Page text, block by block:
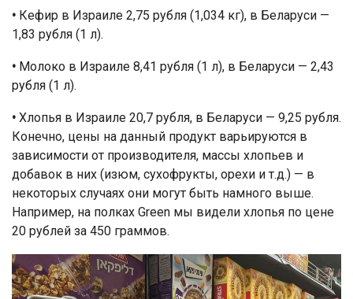
• Кефир в Израиле 2,75 рубля (1,034 кг), в Беларуси —
1,83 рубля (1 л).
• Молоко в Израиле 8,41 рубля (1 л), в Беларуси — 2,43
рубля (1 л).
• Хлопья в Израиле 20,7 рубля, в Беларуси — 9,25 рубля.
Конечно, цены на данный продукт варьируются в
зависимости от производителя, массы хлопьев и
добавок в них (изюм, сухофрукты, орехи и т.д.) — в
некоторых случаях они могут быть намного выше.
Например, на полках Green мы видели хлопья по цене
20 рублей за 450 граммов.